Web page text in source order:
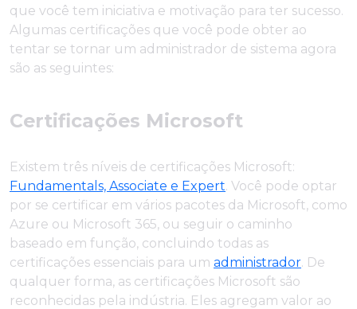
que você tem iniciativa e motivação para ter sucesso.
Algumas certificações que você pode obter ao
tentar se tornar um administrador de sistema agora
são as seguintes:
Certificações Microsoft
Existem três níveis de certificações Microsoft:
Fundamentals, Associate e Expert. Você pode optar
por se certificar em vários pacotes da Microsoft, como
Azure ou Microsoft 365, ou seguir o caminho
baseado em função, concluindo todas as
certificações essenciais para um administrador. De
qualquer forma, as certificações Microsoft são
reconhecidas pela indústria. Eles agregam valor ao